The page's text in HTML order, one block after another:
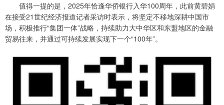
值得一提的是，2025年恰逢华侨银行入华100周年，此前黄碧娟
在接受21世纪经济报道记者采访时表示，将坚定不移地深耕中国市
场，积极推行“集团一体”战略，持续助力大中华区和东盟地区的金融
贸易往来，并通过可持续发展实现下一个“100年”。